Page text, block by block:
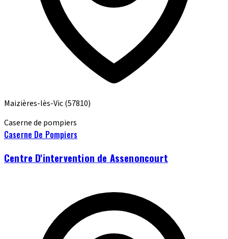
Maizières-lès-Vic(57810)
Caserne de pompiers
Caserne De Pompiers
Centre D'intervention de Assenoncourt